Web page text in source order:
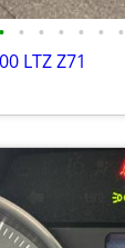
• • • • • • •
LTZ Z71